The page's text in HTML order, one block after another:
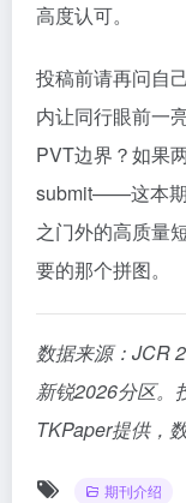
高度认可。
投稿前请再问自
内让同行眼前一
PVT边界？如果
submit——这本期
之门外的高质量
要的那个拼图。
数据来源：JCR
新锐2026分区。
TKPaper提供，
期刊介绍